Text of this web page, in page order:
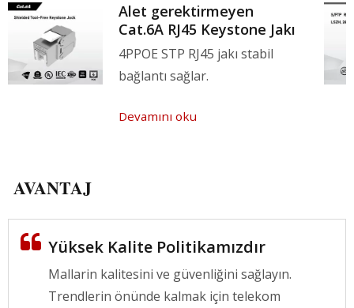
Alet gerektirmeyen
Cat.6A RJ45 Keystone Jakı
4PPOE STP RJ45 jakı stabil
bağlantı sağlar.
Devamını oku
AVANTAJ
Yüksek Kalite Politikamızdır
Mallarin kalitesini ve güvenliğini sağlayın.
Trendlerin önünde kalmak için telekom